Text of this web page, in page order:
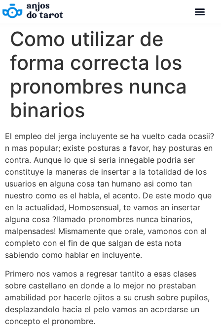
Como utilizar de
forma correcta los
pronombres nunca
binarios
El empleo del jerga incluyente se ha vuelto cada ocasii?
n mas popular; existe posturas a favor, hay posturas en
contra. Aunque lo que si seria innegable podria ser
constituye la maneras de insertar a la totalidad de los
usuarios en alguna cosa tan humano asi como tan
nuestro como es el habla, el acento. De este modo que
en la actualidad, Homosensual, te vamos an insertar
alguna cosa ?llamado pronombres nunca binarios,
malpensades! Mismamente que orale, vamonos con al
completo con el fin de que salgan de esta nota
sabiendo como hablar en incluyente.
Primero nos vamos a regresar tantito a esas clases
sobre castellano en donde a lo mejor no prestaban
amabilidad por hacerle ojitos a su crush sobre pupilos,
desplazandolo hacia el pelo vamos an acordarse un
concepto el pronombre.